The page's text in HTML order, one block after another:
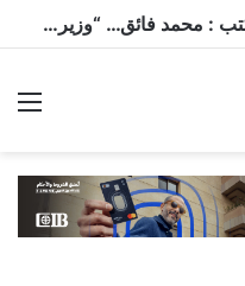
السفير دكتور محمد حجازي يكتب : محمد فائق… “وزير إفريقيا” الذي حمل رسالة القاهرة إلى القارة السمراء